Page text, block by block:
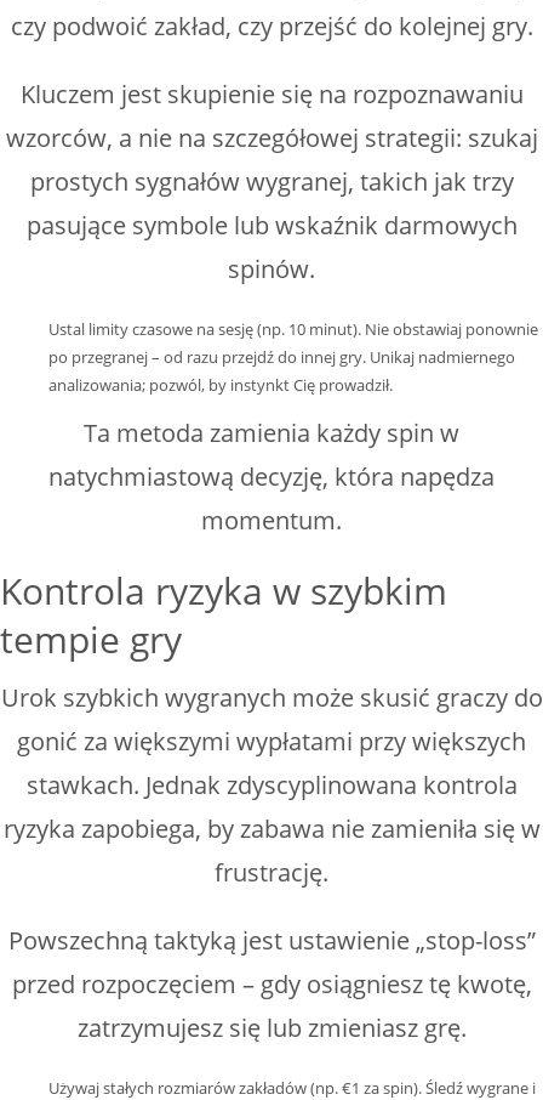
czy podwoić zakład, czy przejść do kolejnej gry.
Kluczem jest skupienie się na rozpoznawaniu
wzorców, a nie na szczegółowej strategii: szukaj
prostych sygnałów wygranej, takich jak trzy
pasujące symbole lub wskaźnik darmowych
spinów.
Ustal limity czasowe na sesję (np. 10 minut). Nie obstawiaj ponownie
po przegranej – od razu przejdź do innej gry. Unikaj nadmiernego
analizowania; pozwól, by instynkt Cię prowadził.
Ta metoda zamienia każdy spin w
natychmiastową decyzję, która napędza
momentum.
Kontrola ryzyka w szybkim
tempie gry
Urok szybkich wygranych może skusić graczy do
gonić za większymi wypłatami przy większych
stawkach. Jednak zdyscyplinowana kontrola
ryzyka zapobiega, by zabawa nie zamieniła się w
frustrację.
Powszechną taktyką jest ustawienie „stop-loss”
przed rozpoczęciem – gdy osiągniesz tę kwotę,
zatrzymujesz się lub zmieniasz grę.
Używaj stałych rozmiarów zakładów (np. €1 za spin).Śledź wygrane i